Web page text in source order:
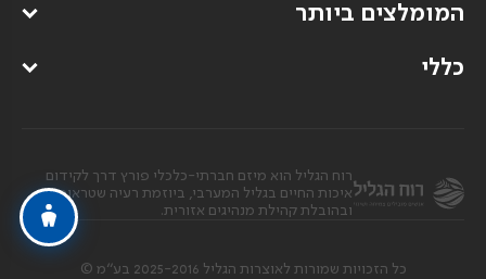
המומלצים ביותר
כללי
כל הזכויות שמורות לאוצרות הגליל 2025-2016 בע”מ ©
רוח הגליל הוא מיזם חברתי-כלכלי פורץ דרך לקידום
איכות החיים בגליל המערבי, ביוזמת רעיה שטראוס
ובהובלת קהילת מנהיגים אזורית.